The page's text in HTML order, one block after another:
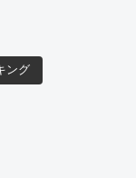
ング